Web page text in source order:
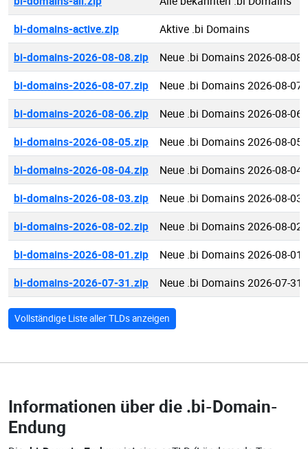
bi-domains-active.zip
Aktive .bi Domains
bi-domains-2026-08-08.zip
Neue .bi Domains 2026-08-08
bi-domains-2026-08-07.zip
Neue .bi Domains 2026-08-07
bi-domains-2026-08-06.zip
Neue .bi Domains 2026-08-06
bi-domains-2026-08-05.zip
Neue .bi Domains 2026-08-05
bi-domains-2026-08-04.zip
Neue .bi Domains 2026-08-04
bi-domains-2026-08-03.zip
Neue .bi Domains 2026-08-03
bi-domains-2026-08-02.zip
Neue .bi Domains 2026-08-02
bi-domains-2026-08-01.zip
Neue .bi Domains 2026-08-01
bi-domains-2026-07-31.zip
Neue .bi Domains 2026-07-31
Vollständige Liste aller TLDs anzeigen
Informationen über die .bi-Domain-
Endung